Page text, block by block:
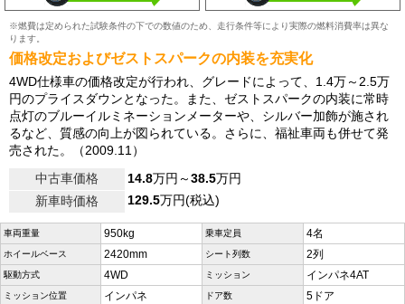
※燃費は定められた試験条件の下での数値のため、走行条件等により実際の燃料消費率は異な
ります。
価格改定およびゼストスパークの内装を充実化
4WD仕様車の価格改定が行われ、グレードによって、1.4万～2.5万
円のプライスダウンとなった。また、ゼストスパークの内装に常時
点灯のブルーイルミネーションメーターや、シルバー加飾が施され
るなど、質感の向上が図られている。さらに、福祉車両も併せて発
売された。（2009.11）
中古車価格
14.8万円～38.5万円
新車時価格
129.5万円(税込)
車両重量 950kg 乗車定員 4名
ホイールベース 2420mm シート列数 2列
駆動方式 4WD ミッション インパネ4AT
ミッション位置 インパネ ドア数 5ドア